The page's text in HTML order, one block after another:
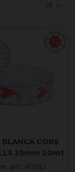
19
CORS
25mm 20mt
COTO
art.: 40182